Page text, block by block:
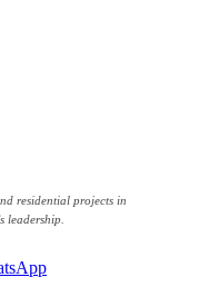
residential projects in
leadership.